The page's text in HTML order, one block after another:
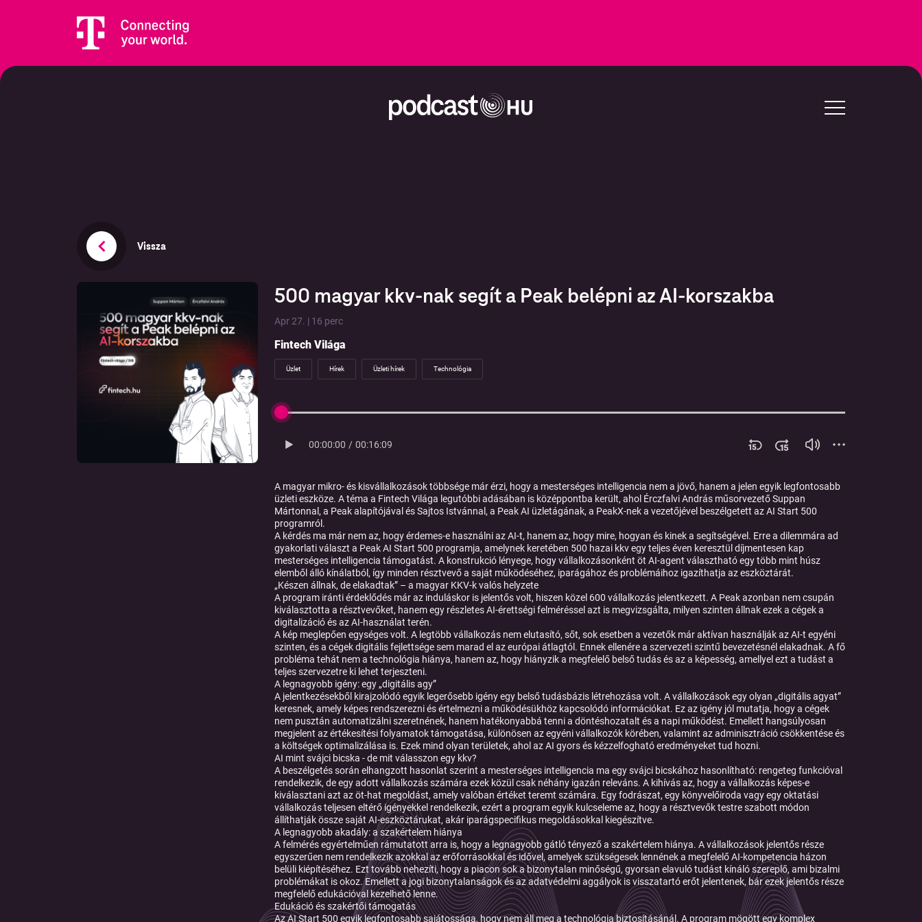
Vissza
500 magyar kkv-nak segít a Peak belépni az AI-korszakba
Apr 27. | 16 perc
Fintech Világa
Üzlet Hírek Üzleti hírek Technológia
00:00:00 / 00:16:09
A magyar mikro- és kisvállalkozások többsége már érzi, hogy a mesterséges intelligencia nem a jövő, hanem a jelen egyik legfontosabb
üzleti eszköze. A téma a Fintech Világa legutóbbi adásában is középpontba került, ahol Érczfalvi András műsorvezető Suppan
Mártonnal, a Peak alapítójával és Sajtos Istvánnal, a Peak AI üzletágának, a PeakX-nek a vezetőjével beszélgetett az AI Start 500
programról.
A kérdés ma már nem az, hogy érdemes-e használni az AI-t, hanem az, hogy mire, hogyan és kinek a segítségével. Erre a dilemmára ad
gyakorlati választ a Peak AI Start 500 programja, amelynek keretében 500 hazai kkv egy teljes éven keresztül díjmentesen kap
mesterséges intelligencia támogatást. A konstrukció lényege, hogy vállalkozásonként öt AI-agent választható egy több mint húsz
elemből álló kínálatból, így minden résztvevő a saját működéséhez, iparágához és problémáihoz igazíthatja az eszköztárát.
„Készen állnak, de elakadtak” – a magyar KKV-k valós helyzete
A program iránti érdeklődés már az induláskor is jelentős volt, hiszen közel 600 vállalkozás jelentkezett. A Peak azonban nem csupán
kiválasztotta a résztvevőket, hanem egy részletes AI-érettségi felméréssel azt is megvizsgálta, milyen szinten állnak ezek a cégek a
digitalizáció és az AI-használat terén.
A kép meglepően egységes volt. A legtöbb vállalkozás nem elutasító, sőt, sok esetben a vezetők már aktívan használják az AI-t egyéni
szinten, és a cégek digitális fejlettsége sem marad el az európai átlagtól. Ennek ellenére a szervezeti szintű bevezetésnél elakadnak. A fő
probléma tehát nem a technológia hiánya, hanem az, hogy hiányzik a megfelelő belső tudás és az a képesség, amellyel ezt a tudást a
teljes szervezetre ki lehet terjeszteni.
A legnagyobb igény: egy „digitális agy”
A jelentkezésekből kirajzolódó egyik legerősebb igény egy belső tudásbázis létrehozása volt. A vállalkozások egy olyan „digitális agyat”
keresnek, amely képes rendszerezni és értelmezni a működésükhöz kapcsolódó információkat. Ez az igény jól mutatja, hogy a cégek
nem pusztán automatizálni szeretnének, hanem hatékonyabbá tenni a döntéshozatalt és a napi működést. Emellett hangsúlyosan
megjelent az értékesítési folyamatok támogatása, különösen az egyéni vállalkozók körében, valamint az adminisztráció csökkentése és
a költségek optimalizálása is. Ezek mind olyan területek, ahol az AI gyors és kézzelfogható eredményeket tud hozni.
AI mint svájci bicska - de mit válasszon egy kkv?
A beszélgetés során elhangzott hasonlat szerint a mesterséges intelligencia ma egy svájci bicskához hasonlítható: rengeteg funkcióval
rendelkezik, de egy adott vállalkozás számára ezek közül csak néhány igazán releváns. A kihívás az, hogy a vállalkozás képes-e
kiválasztani azt az öt-hat megoldást, amely valóban értéket teremt számára. Egy fodrászat, egy könyvelőiroda vagy egy oktatási
vállalkozás teljesen eltérő igényekkel rendelkezik, ezért a program egyik kulcseleme az, hogy a résztvevők testre szabott módon
állíthatják össze saját AI-eszköztárukat, akár iparágspecifikus megoldásokkal kiegészítve.
A legnagyobb akadály: a szakértelem hiánya
A felmérés egyértelműen rámutatott arra is, hogy a legnagyobb gátló tényező a szakértelem hiánya. A vállalkozások jelentős része
egyszerűen nem rendelkezik azokkal az erőforrásokkal és idővel, amelyek szükségesek lennének a megfelelő AI-kompetencia házon
belüli kiépítéséhez. Ezt tovább nehezíti, hogy a piacon sok a bizonytalan minőségű, gyorsan elavuló tudást kínáló szereplő, ami bizalmi
problémákat is okoz. Emellett a jogi bizonytalanságok és az adatvédelmi aggályok is visszatartó erőt jelentenek, bár ezek jelentős része
megfelelő edukációval kezelhető lenne.
Edukáció és szakértői támogatás
Az AI Start 500 egyik legfontosabb sajátossága, hogy nem áll meg a technológia biztosításánál. A program mögött egy komplex